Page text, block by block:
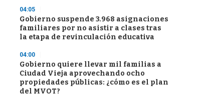
04:05
Gobierno suspende 3.968 asignaciones
familiares por no asistir a clases tras
la etapa de revinculación educativa
04:00
Gobierno quiere llevar mil familias a
Ciudad Vieja aprovechando ocho
propiedades públicas: ¿cómo es el plan
del MVOT?